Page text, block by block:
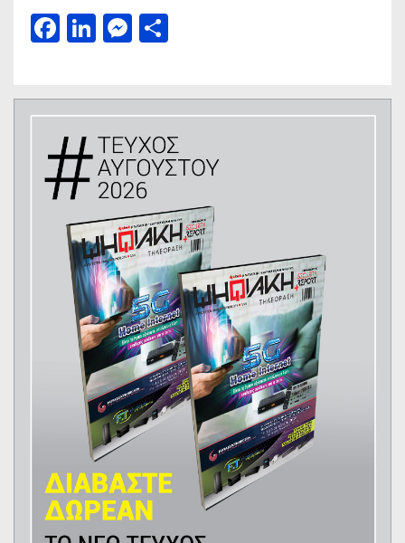
Facebook
LinkedIn
Messenger